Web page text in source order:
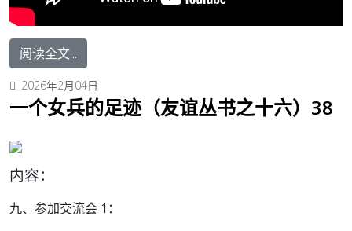
阅读全文...
2026年2月04日
一个女兵的足迹（友谊丛书之十六）38
内容：
九、参加交流会 1：